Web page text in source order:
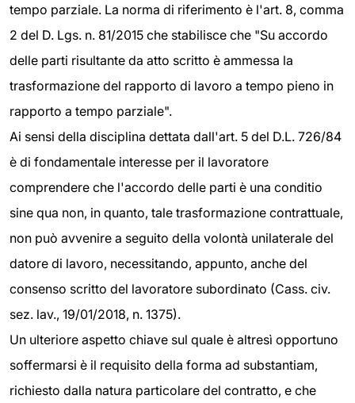
tempo parziale. La norma di riferimento è l'art. 8, comma
2 del D. Lgs. n. 81/2015 che stabilisce che "Su accordo
delle parti risultante da atto scritto è ammessa la
trasformazione del rapporto di lavoro a tempo pieno in
rapporto a tempo parziale".
Ai sensi della disciplina dettata dall'art. 5 del D.L. 726/84
è di fondamentale interesse per il lavoratore
comprendere che l'accordo delle parti è una conditio
sine qua non, in quanto, tale trasformazione contrattuale,
non può avvenire a seguito della volontà unilaterale del
datore di lavoro, necessitando, appunto, anche del
consenso scritto del lavoratore subordinato (Cass. civ.
sez. lav., 19/01/2018, n. 1375).
Un ulteriore aspetto chiave sul quale è altresì opportuno
soffermarsi è il requisito della forma ad substantiam,
richiesto dalla natura particolare del contratto, e che